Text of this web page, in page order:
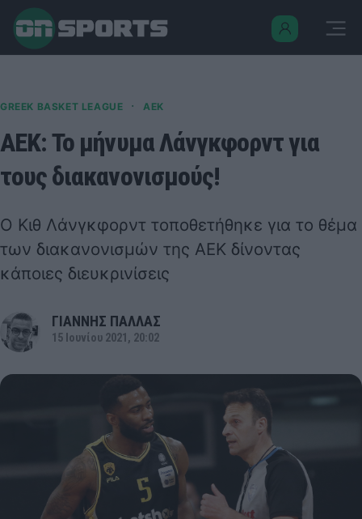
GREEK BASKET LEAGUE · ΑΕΚ
ΑΕΚ: Το μήνυμα Λάνγκφορντ για
τους διακανονισμούς!
Ο Κιθ Λάνγκφορντ τοποθετήθηκε για το θέμα
των διακανονισμών της ΑΕΚ δίνοντας
κάποιες διευκρινίσεις
ΓΙΑΝΝΗΣ ΠΑΛΛΑΣ
15 Ιουνίου 2021, 20:02